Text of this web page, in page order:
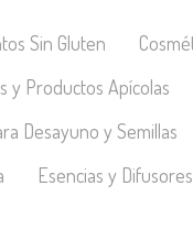
Sin Gluten
y Productos Apícolas
Desayuno y Semillas
Esencias y Difusores